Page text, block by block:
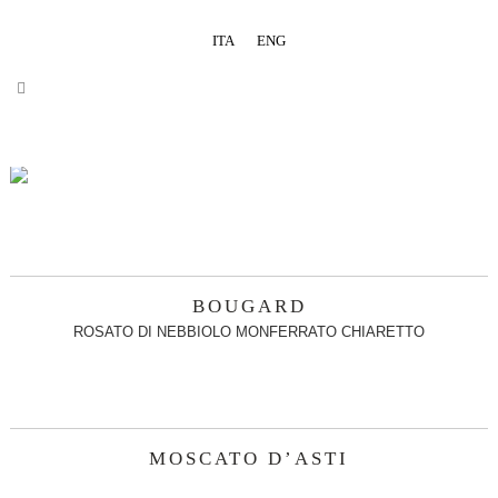
ITA ENG
BOUGARD
ROSATO DI NEBBIOLO MONFERRATO CHIARETTO
MOSCATO D’ASTI